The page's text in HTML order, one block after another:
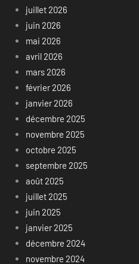
juillet 2026
juin 2026
mai 2026
avril 2026
mars 2026
février 2026
janvier 2026
décembre 2025
novembre 2025
octobre 2025
septembre 2025
août 2025
juillet 2025
juin 2025
janvier 2025
décembre 2024
novembre 2024